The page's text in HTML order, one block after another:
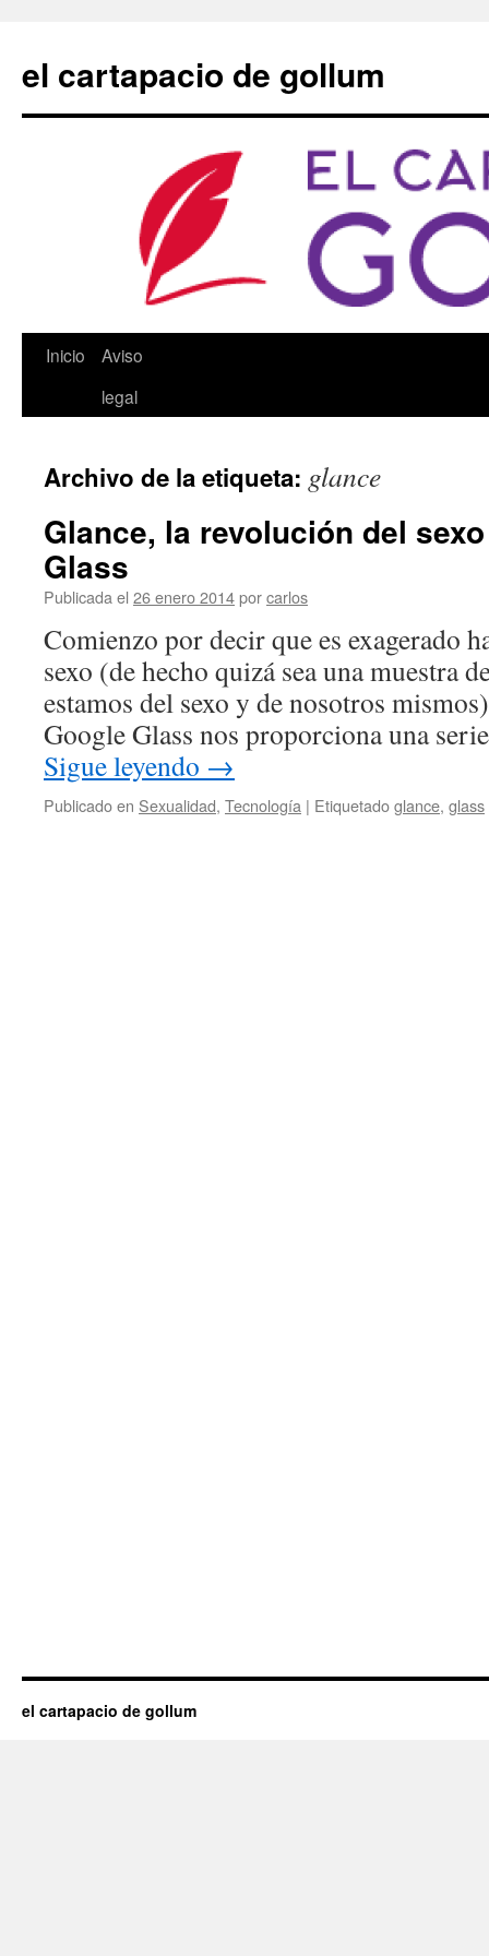
contenido
el cartapacio de gollum
Inicio
Aviso
legal
Archivo de la etiqueta: glance
Glance, la revolución del
Glass
Publicada el 26 enero 2014porcarlos
Comienzo por decir que es exagerado
sexo (de hecho quizá sea una muestra
estamos del sexo y de nosotros
Google Glass nos proporciona una
Sigue leyendo →
Publicado en Sexualidad, Tecnología | Etiquetadoglance, glass
el cartapacio de gollum